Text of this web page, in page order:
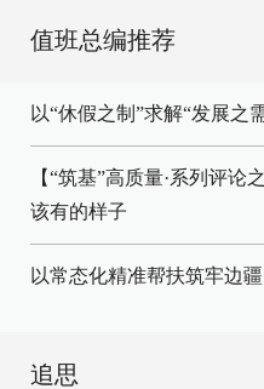
值班总编推荐
以“休假之制”求解“发展之
【“筑基”高质量·系列评
该有的样子
以常态化精准帮扶筑牢边
追思